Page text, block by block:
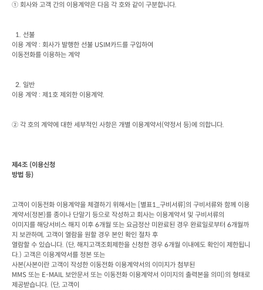
① 회사와 고객 간의 이용계약은 다음 각 호와 같이 구분합니다.
  1.
선불
이용 계약 : 회사가 발행한 선불 USIM카드를 구입하여
이동전화를 이용하는 계약
  2.
일반
이용 계약 : 제 1호 제외한 이용계약.
② 각 호의 계약에 대한 세부적인 사항은 개별 이용계약서 (약정서 등)에 의합니다.
제 4조 (이용신청
방법 등)
고객이 이동전화 이용계약을 체결하기 위해서는 별표1_ 구비서류 의 구비서류와 함께 이용
계약서 (정본)를 종이나 단말기 등으로 작성하고 회사는 이용계약서 및 구비서류의
이미지를 해당서비스 해지 이후 6개월 또는 요금정산 미완료된 경우 완료일로부터 6개월까
지 보관하며, 고객이 열람을 원할 경우 본인 확인 절차 후
열람할 수 있습니다. (단, 해지고객조회제한을 신청한 경우 6개월 이내에도 확인이 제한됩니
다.) 고객은 이용계약서를 정본 또는
사본(사본이란 고객이 작성한 이동전화 이용계약서의 이미지가 첨부된
MMS 또는 E-MAIL 보안문서 또는 이동전화 이용계약서 이미지의 출력본을 의미 )의 형태로
제공받습니다. (단, 고객이